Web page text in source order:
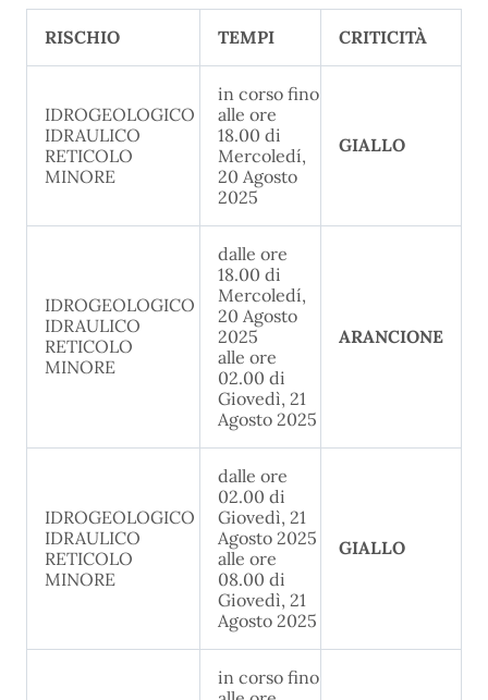
RISCHIO TEMPI CRITICITÀ
IDROGEOLOGICO
IDRAULICO
RETICOLO
MINORE
in corso fino
alle ore
18.00 di
Mercoledí,
20 Agosto
2025
GIALLO
IDROGEOLOGICO
IDRAULICO
RETICOLO
MINORE
dalle ore
18.00 di
Mercoledí,
20 Agosto
2025
alle ore
02.00 di
Giovedì, 21
Agosto 2025
ARANCIONE
IDROGEOLOGICO
IDRAULICO
RETICOLO
MINORE
dalle ore
02.00 di
Giovedì, 21
Agosto 2025
alle ore
08.00 di
Giovedì, 21
Agosto 2025
GIALLO
in corso fino